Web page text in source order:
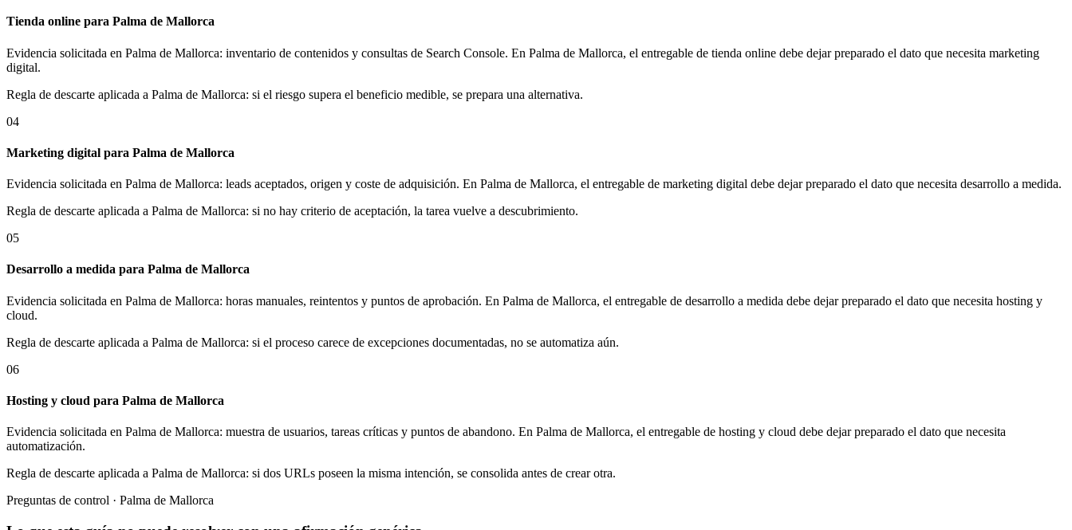
Tienda online para Palma de Mallorca
Evidencia solicitada en Palma de Mallorca: inventario de contenidos y consultas de Search Console. En Palma de Mallorca, el entregable de tienda online debe dejar preparado el dato que necesita marketing
digital.
Regla de descarte aplicada a Palma de Mallorca: si el riesgo supera el beneficio medible, se prepara una alternativa.
04
Marketing digital para Palma de Mallorca
Evidencia solicitada en Palma de Mallorca: leads aceptados, origen y coste de adquisición. En Palma de Mallorca, el entregable de marketing digital debe dejar preparado el dato que necesita desarrollo a medida.
Regla de descarte aplicada a Palma de Mallorca: si no hay criterio de aceptación, la tarea vuelve a descubrimiento.
05
Desarrollo a medida para Palma de Mallorca
Evidencia solicitada en Palma de Mallorca: horas manuales, reintentos y puntos de aprobación. En Palma de Mallorca, el entregable de desarrollo a medida debe dejar preparado el dato que necesita hosting y
cloud.
Regla de descarte aplicada a Palma de Mallorca: si el proceso carece de excepciones documentadas, no se automatiza aún.
06
Hosting y cloud para Palma de Mallorca
Evidencia solicitada en Palma de Mallorca: muestra de usuarios, tareas críticas y puntos de abandono. En Palma de Mallorca, el entregable de hosting y cloud debe dejar preparado el dato que necesita
automatización.
Regla de descarte aplicada a Palma de Mallorca: si dos URLs poseen la misma intención, se consolida antes de crear otra.
Preguntas de control · Palma de Mallorca